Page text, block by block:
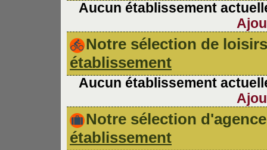
Aucun établissement
Notre sélection de
établissement
Aucun établissement
Notre sélection
établissement